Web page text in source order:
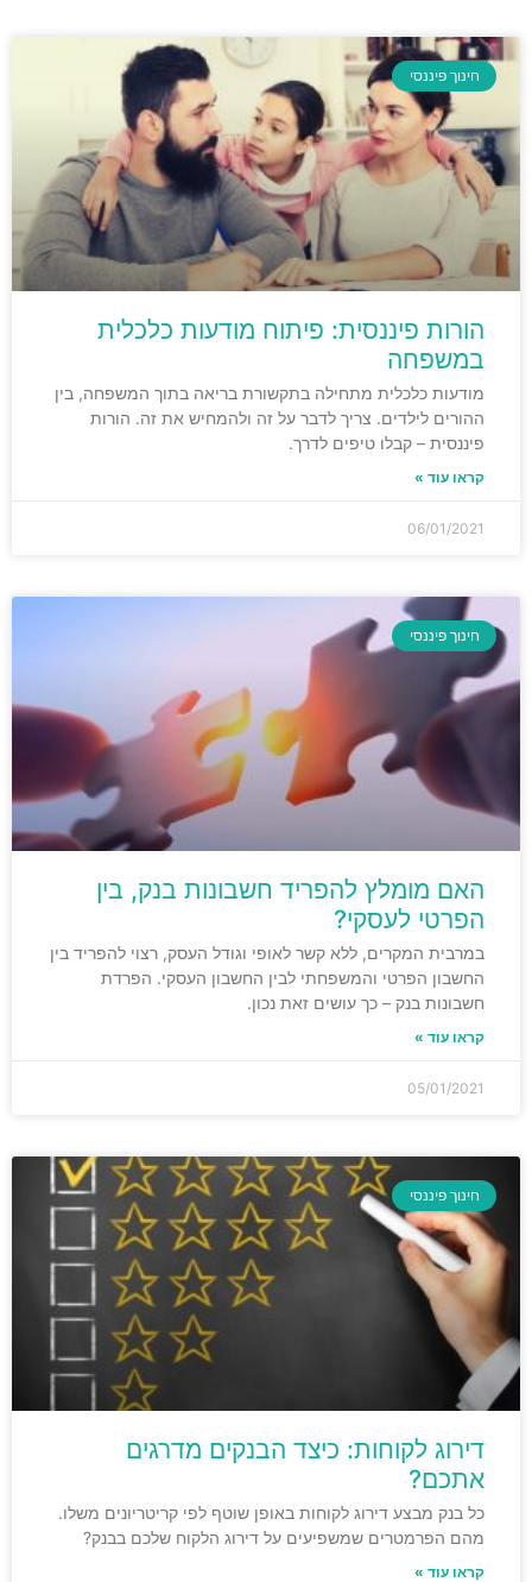
חינוך פיננסי
הורות פיננסית: פיתוח מודעות כלכלית
במשפחה
מודעות כלכלית מתחילה בתקשורת בריאה בתוך המשפחה, בין
ההורים לילדים. צריך לדבר על זה ולהמחיש את זה. הורות
פיננסית – קבלו טיפים לדרך.
קראו עוד »
06/01/2021
חינוך פיננסי
האם מומלץ להפריד חשבונות בנק, בין
הפרטי לעסקי?
במרבית המקרים, ללא קשר לאופי וגודל העסק, רצוי להפריד בין
החשבון הפרטי והמשפחתי לבין החשבון העסקי. הפרדת
חשבונות בנק – כך עושים זאת נכון.
קראו עוד »
05/01/2021
חינוך פיננסי
דירוג לקוחות: כיצד הבנקים מדרגים
אתכם?
כל בנק מבצע דירוג לקוחות באופן שוטף לפי קריטריונים משלו.
מהם הפרמטרים שמשפיעים על דירוג הלקוח שלכם בבנק?
קראו עוד »